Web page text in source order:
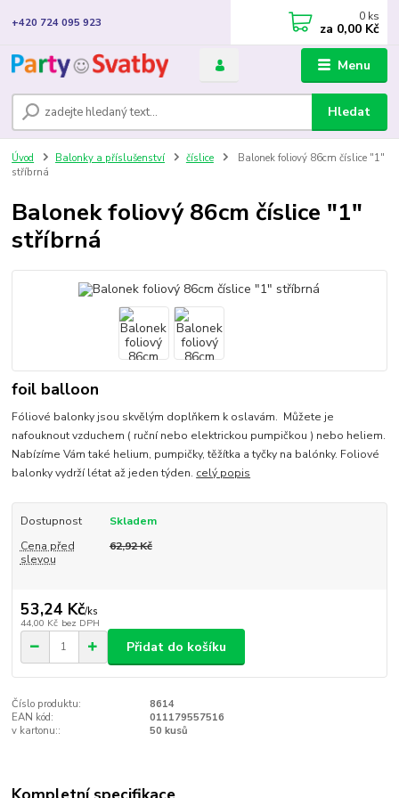
Menu
Hledat
+420 724 095 923 0 ks
za 0,00 Kč
Úvod Balonky a příslušenství číslice
Balonek foliový 86cm číslice "1"
stříbrná
Balonek foliový 86cm číslice "1"
stříbrná
foil balloon
Fóliové balonky jsou skvělým doplňkem k oslavám. Můžete je
nafouknout vzduchem ( ruční nebo elektrickou pumpičkou ) nebo heliem.
Nabízíme Vám také helium, pumpičky, těžítka a tyčky na balónky. Foliové
balonky vydrží létat až jeden týden. celý popis
Dostupnost
Skladem
Cena před
slevou
62,92 Kč
53,24 Kč/ks
44,00 Kč bez DPH
Přidat do košíku
Číslo produktu:
8614
EAN kód:
011179557516
v kartonu::
50 kusů